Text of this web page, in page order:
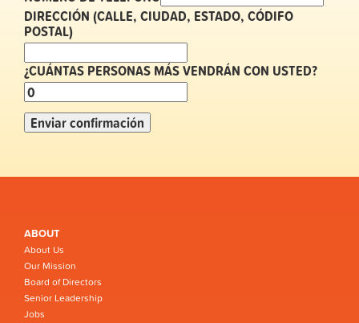
DIRECCIÓN (CALLE, CIUDAD, ESTADO, CÓDIFO
POSTAL)
¿CUÁNTAS PERSONAS MÁS VENDRÁN CON USTED?
ABOUT
About Us
Our Mission
Board of Directors
Senior Leadership
Jobs